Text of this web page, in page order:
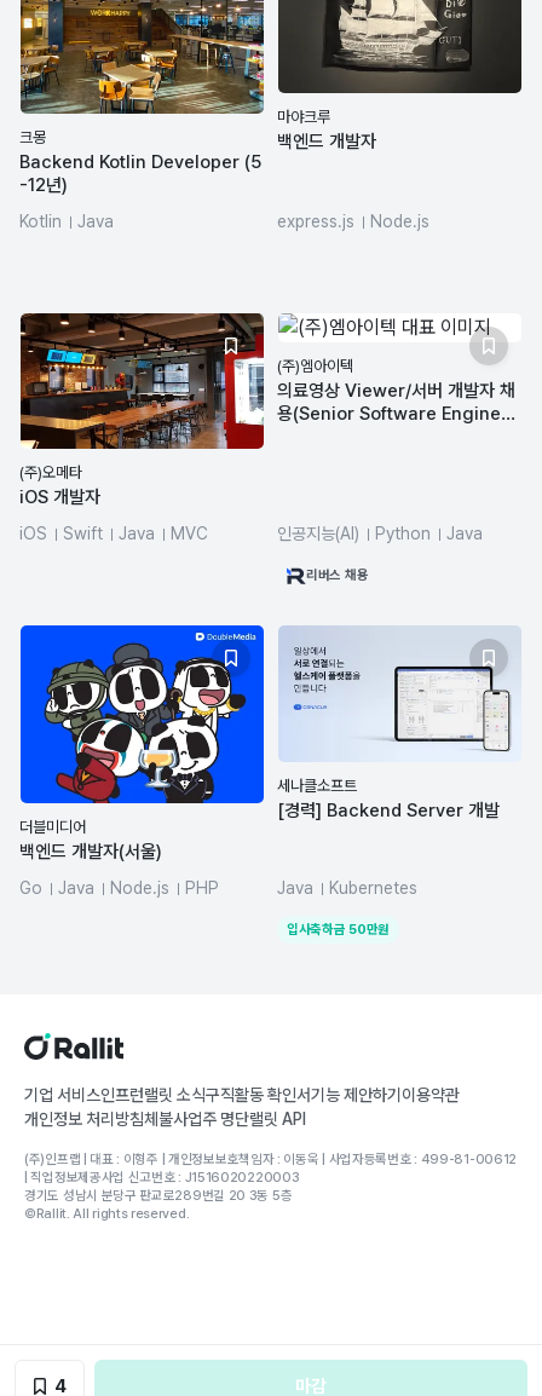
4 마감
크몽
Backend Kotlin Developer (5
-12년)
Kotlin Java
마야크루
백엔드 개발자
express.js
Node.js
(주)오메타
iOS 개발자
iOS Swift Java MVC
(주)엠아이텍
의료영상 Viewer/서버 개발자 채
용(Senior Software Enginee
인공지능(AI) Python
Java
리버스 채용
더블미디어
백엔드 개발자(서울)
Go Java Node.js
PHP
세나클소프트
[경력] Backend Server 개발
Java
Kubernetes
입사축하금 50만원
기업 서비스인프런랠릿 소식구직활동 확인서기능 제안하기 이용약관
개인정보 처리방침체불사업주 명단랠릿 API
(주)인프랩 | 대표 : 이형주 | 개인정보보호책임자 : 이동욱 | 사업자등록번호 : 499-81-00612
| 직업정보제공사업 신고번호 : J1516020220003
경기도 성남시 분당구 판교로289번길 20 3동 5층
©Rallit. All rights reserved.